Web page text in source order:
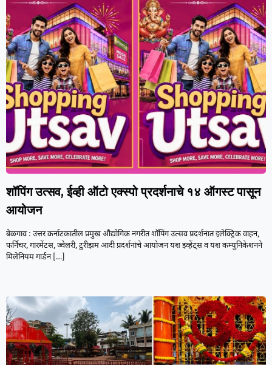
शॉपिंग उत्सव, ईव्ही ऑटो एक्स्पो प्रदर्शनाचे १४ ऑगस्ट पासून
आयोजन
बेळगाव : उत्तर कर्नाटकातील प्रमुख औद्योगिक नगरीत शॉपिंग उत्सव प्रदर्शनात इलेक्ट्रिक वाहन,
फर्निचर, गारमेंटस, ज्वेलरी, टुरीझम आदी प्रदर्शनांचे आयोजन यश इव्हेंट्स व यश कम्युनिकेशनने
मिलेनियम गार्डन[…]